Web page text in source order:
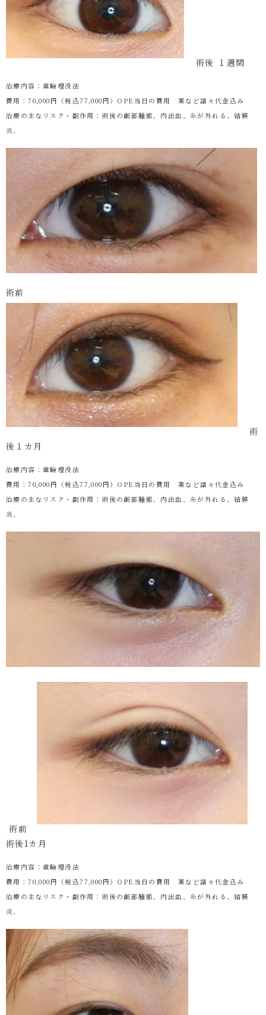
術後 １週間
治療内容：重瞼埋没法
費用：70,000円（税込77,000円）OPE当日の費用 薬など諸々代金込み
治療の主なリスク・副作用：術後の創部腫脹、内出血、糸が外れる、結膜
炎、
術前
術
後１カ月
治療内容：重瞼埋没法
費用：70,000円（税込77,000円）OPE当日の費用 薬など諸々代金込み
治療の主なリスク・副作用：術後の創部腫脹、内出血、糸が外れる、結膜
炎、
術前
術後1カ月
治療内容：重瞼埋没法
費用：70,000円（税込77,000円）OPE当日の費用 薬など諸々代金込み
治療の主なリスク・副作用：術後の創部腫脹、内出血、糸が外れる、結膜
炎、